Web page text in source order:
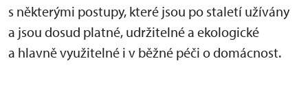
s některými postupy, které jsou po staletí užívány
a jsou dosud platné, udržitelné a ekologické
a hlavně využitelné i v běžné péči o domácnost.